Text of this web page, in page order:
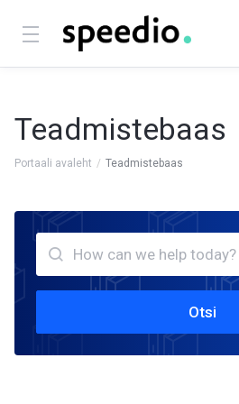
Teadmistebaas
Portaali avaleht Teadmistebaas
Otsi